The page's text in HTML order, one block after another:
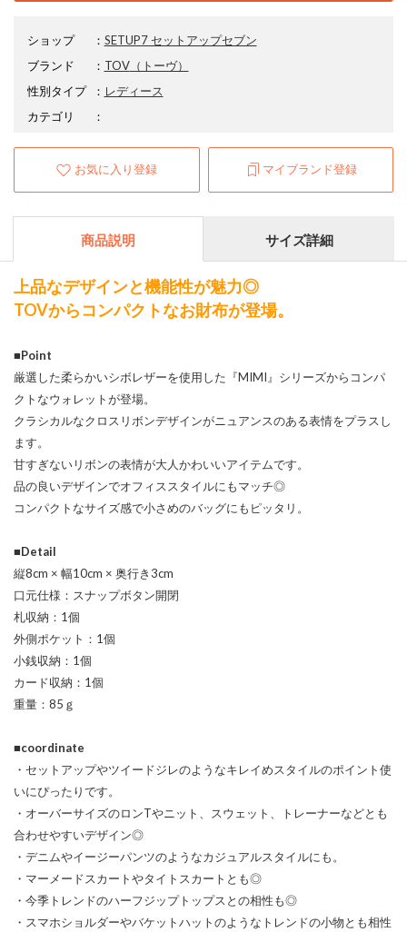
ショップ ： SETUP7 セットアップセブン
ブランド
： TOV（トーヴ）
性別タイプ
： レディース
カテゴリ
：
お気に入り登録 マイブランド登録
商品説明 サイズ詳細
上品なデザインと機能性が魅力◎
TOVからコンパクトなお財布が登場。
■Point
厳選した柔らかいシボレザーを使用した『MIMI』シリーズからコンパ
クトなウォレットが登場。
クラシカルなクロスリボンデザインがニュアンスのある表情をプラスし
ます。
甘すぎないリボンの表情が大人かわいいアイテムです。
品の良いデザインでオフィススタイルにもマッチ◎
コンパクトなサイズ感で小さめのバッグにもピッタリ。
■Detail
縦8cm × 幅10cm × 奥行き3cm
口元仕様：スナップボタン開閉
札収納：1個
外側ポケット：1個
小銭収納：1個
カード収納：1個
重量：85ｇ
■coordinate
・セットアップやツイードジレのようなキレイめスタイルのポイント使
いにぴったりです。
・オーバーサイズのロンTやニット、スウェット、トレーナーなどとも
合わせやすいデザイン◎
・デニムやイージーパンツのようなカジュアルスタイルにも。
・マーメードスカートやタイトスカートとも◎
・今季トレンドのハーフジップトップスとの相性も◎
・スマホショルダーやバケットハットのようなトレンドの小物とも相性